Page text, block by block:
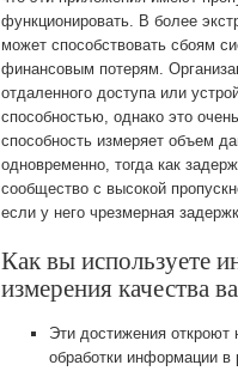
функционировать. В более
может способствовать сбоям
финансовым потерям.
отдаленного доступа или
способностью, однако это
способность измеряет объем
одновременно, тогда как
сообщество с высокой
если у него чрезмерная
Как вы используете
измерения качества
Эти достижения откроют
обработки информации в